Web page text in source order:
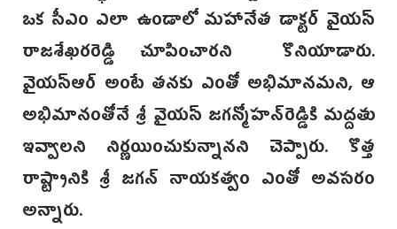
ఒక సీఎం ఎలా ఉండాలో మహానేత డాక్టర్ వై‌యస్‌
రాజశేఖరరెడ్డి చూపించారని కొనియాడారు.
వైయస్ఆర్‌ అంటే తనకు ఎంతో అభిమానమని, ఆ
అభిమానంతోనే శ్రీ వైయస్ జగ‌న్మోహన్‌రెడ్డికి మద్దతు
ఇవ్వాలని నిర్ణయించుకున్నానని చెప్పారు. కొత్త
రాష్ట్రానికి శ్రీ జగన్ నాయకత్వం ‌ఎంతో అవసరం
అన్నారు.